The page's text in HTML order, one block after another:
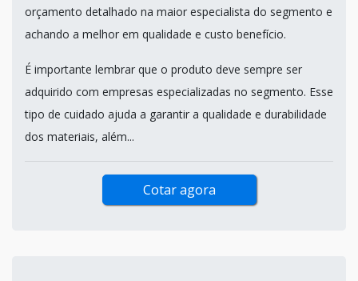
orçamento detalhado na maior especialista do segmento e
achando a melhor em qualidade e custo benefício.
É importante lembrar que o produto deve sempre ser
adquirido com empresas especializadas no segmento. Esse
tipo de cuidado ajuda a garantir a qualidade e durabilidade
dos materiais, além...
Cotar agora